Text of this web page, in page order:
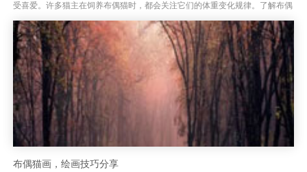
受喜爱。许多猫主在饲养布偶猫时，都会关注它们的体重变化规律。了解布偶
猫的体重发展规律，不仅有助于评估其健康状况，还能帮助主人做好日常...
布偶猫画，绘画技巧分享